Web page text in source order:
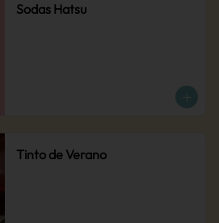
Sodas Hatsu
Tinto de Verano